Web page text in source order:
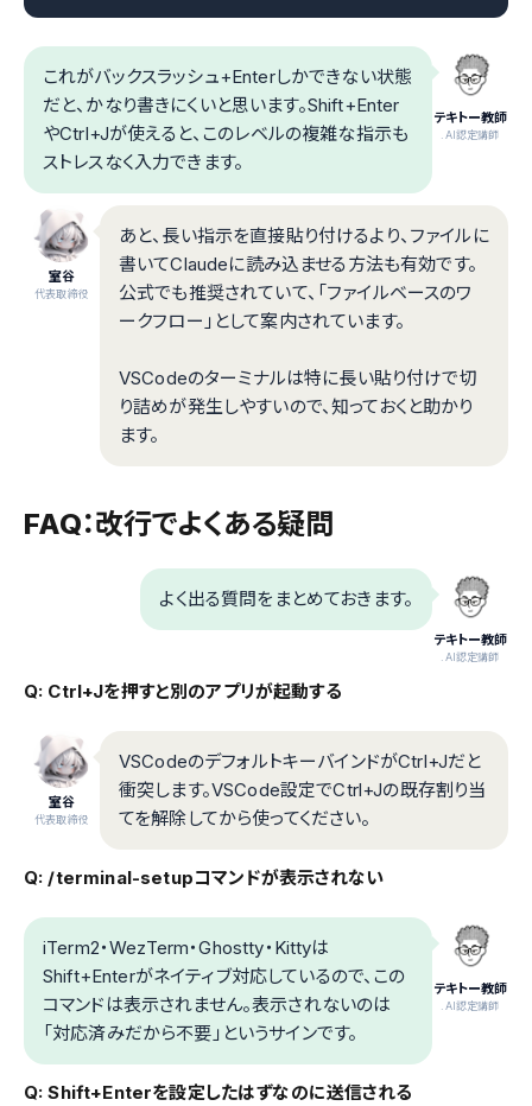
テキトー教師
.AI認定講師
これがバックスラッシュ+Enterしかできない状態
だと、かなり書きにくいと思います。Shift+Enter
やCtrl+Jが使えると、このレベルの複雑な指示も
ストレスなく入力できます。
室谷
代表取締役
あと、長い指示を直接貼り付けるより、ファイルに
書いてClaudeに読み込ませる方法も有効です。
公式でも推奨されていて、「ファイルベースのワ
ークフロー」として案内されています。
VSCodeのターミナルは特に長い貼り付けで切
り詰めが発生しやすいので、知っておくと助かり
ます。
FAQ：改行でよくある疑問
テキトー教師
.AI認定講師
よく出る質問をまとめておきます。
Q: Ctrl+Jを押すと別のアプリが起動する
室谷
代表取締役
VSCodeのデフォルトキーバインドがCtrl+Jだと
衝突します。VSCode設定でCtrl+Jの既存割り当
てを解除してから使ってください。
Q: /terminal-setupコマンドが表示されない
テキトー教師
.AI認定講師
iTerm2・WezTerm・Ghostty・Kittyは
Shift+Enterがネイティブ対応しているので、この
コマンドは表示されません。表示されないのは
「対応済みだから不要」というサインです。
Q: Shift+Enterを設定したはずなのに送信される